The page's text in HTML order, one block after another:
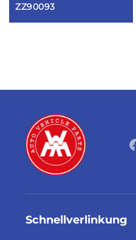
ZZ90093
Schnellverlinkung